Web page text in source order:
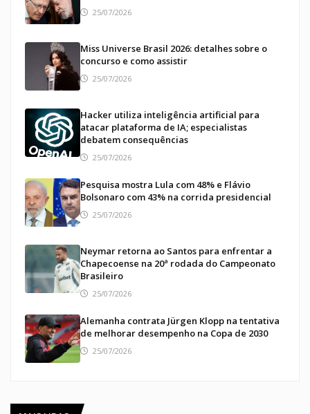
25/07/2026
Miss Universe Brasil 2026: detalhes sobre o
concurso e como assistir
25/07/2026
Hacker utiliza inteligência artificial para
atacar plataforma de IA; especialistas
debatem consequências
25/07/2026
Pesquisa mostra Lula com 48% e Flávio
Bolsonaro com 43% na corrida presidencial
25/07/2026
Neymar retorna ao Santos para enfrentar a
Chapecoense na 20ª rodada do Campeonato
Brasileiro
25/07/2026
Alemanha contrata Jürgen Klopp na tentativa
de melhorar desempenho na Copa de 2030
25/07/2026